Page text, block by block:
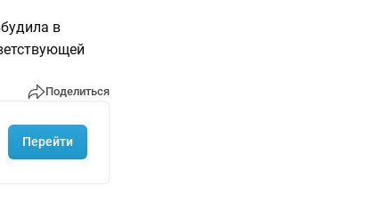
в
Поделиться
Перейти